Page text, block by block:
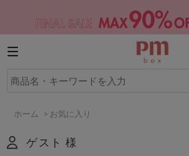
ホーム > お気に入り
ゲスト 様